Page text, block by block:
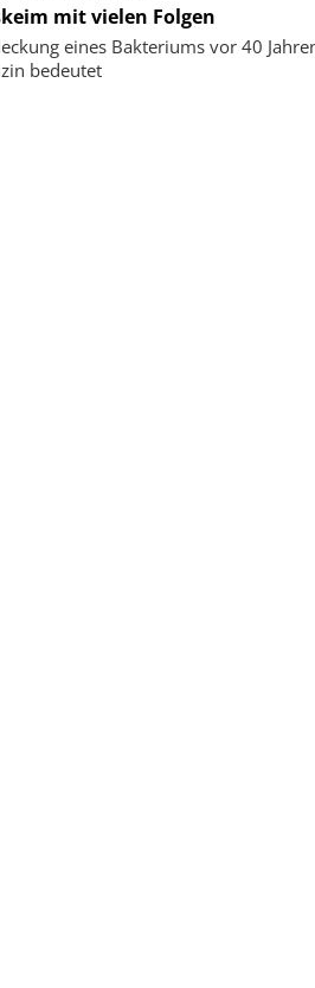
mit vielen Folgen
eines Bakteriums vor 40
bedeutet
Ordnung zur KI-